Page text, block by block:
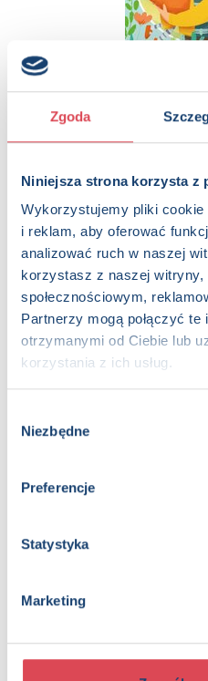
Zgoda
Niniejsza strona korzysta z
Wykorzystujemy pliki
i reklam, aby oferować
analizować ruch w naszej
korzystasz z naszej witryny,
społecznościowym,
Partnerzy mogą połączyć
otrzymanymi od Ciebie lub
korzystania z ich usług.
zgody
Niezbędne
Preferencje
Statystyka
Marketing
Tato, opowiedz...